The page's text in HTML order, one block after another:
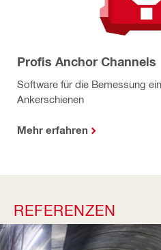
Profis Anchor Channels
Software für die Bemessung
Ankerschienen
Mehr erfahren
REFERENZEN